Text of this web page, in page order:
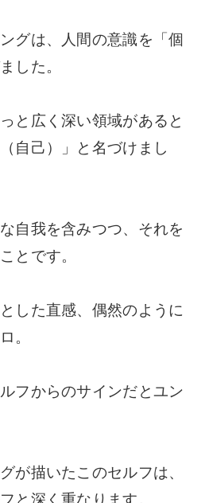
グは、人間の意識を「個
した。
と広く深い領域があると
自己）」と名づけまし
自我を含みつつ、それを
とです。
した直感、偶然のように
。
フからのサインだとユン
が描いたこのセルフは、